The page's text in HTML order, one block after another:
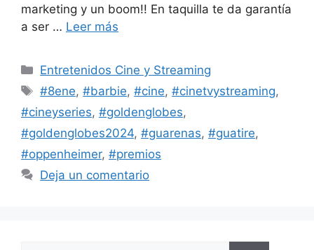
marketing y un boom!! En taquilla te da garantía
a ser … Leer más
Entretenidos Cine y Streaming
#8ene,#barbie,#cine,#cinetvystreaming,
#cineyseries, #goldenglobes,
#goldenglobes2024, #guarenas, #guatire,
#oppenheimer, #premios
Deja un comentario